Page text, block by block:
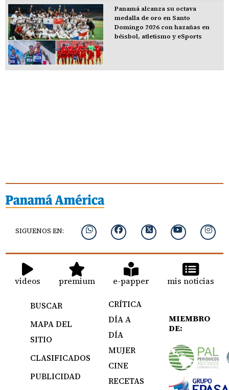
Panamá alcanza su octava
medalla de oro en Santo
Domingo 2026 con hazañas en
béisbol, atletismo y eSports
SIGUENOS EN:
videos premium e-papper mis noticias
BUSCAR
MAPA DEL
SITIO
CLASIFICADOS
PUBLICIDAD
CRÍTICA
DÍA A
DÍA
MUJER
CINE
RECETAS
MIEMBRO
DE: